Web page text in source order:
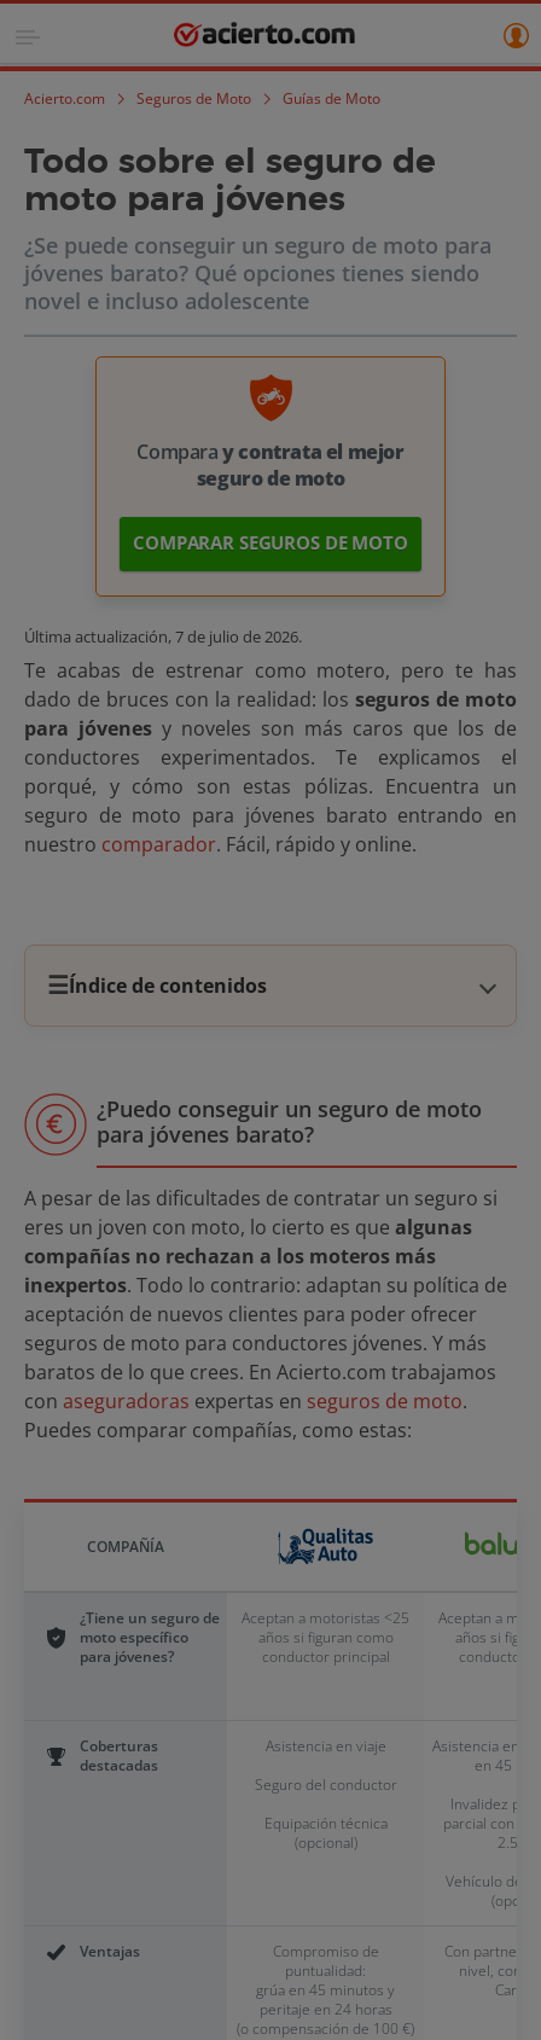
Acierto.com Seguros de Moto Guías de Moto
Todo sobre el seguro de
moto para jóvenes
¿Se puede conseguir un seguro de moto para
jóvenes barato? Qué opciones tienes siendo
novel e incluso adolescente
Comparay contrata el mejor
seguro de moto
COMPARAR SEGUROS DE MOTO
Última actualización,7 de julio de 2026.
Te acabas de estrenar como motero, pero te has
dado de bruces con la realidad: los seguros de moto
para jóvenes y noveles son más caros que los de
conductores experimentados. Te explicamos el
porqué, y cómo son estas pólizas. Encuentra un
seguro de moto para jóvenes barato entrando en
nuestro comparador. Fácil, rápido y online.
☰Índice de contenidos
¿Puedo conseguir un seguro de moto
para jóvenes barato?
A pesar de las dificultades de contratar un seguro si
eres un joven con moto, lo cierto es que algunas
compañías no rechazan a los moteros más
inexpertos. Todo lo contrario: adaptan su política de
aceptación de nuevos clientes para poder ofrecer
seguros de moto para conductores jóvenes. Y más
baratos de lo que crees. En Acierto.com trabajamos
con aseguradoras expertas en seguros de moto.
Puedes comparar compañías, como estas:
COMPAÑÍA
¿Tiene un seguro de
moto específico
para jóvenes?
Aceptan a motoristas <25
años si figuran como
conductor principal
Aceptan a
años si
conductor
Coberturas
destacadas
Asistencia en viaje
Seguro del conductor
Equipación técnica
(opcional)
Asistencia en
en 45
Invalidez
parcial con un
2.500
Vehículo de
Ventajas
Compromiso de
puntualidad:
grúa en 45 minutos y
peritaje en 24 horas
(o compensación de 100 €)
Con partners
nivel, como